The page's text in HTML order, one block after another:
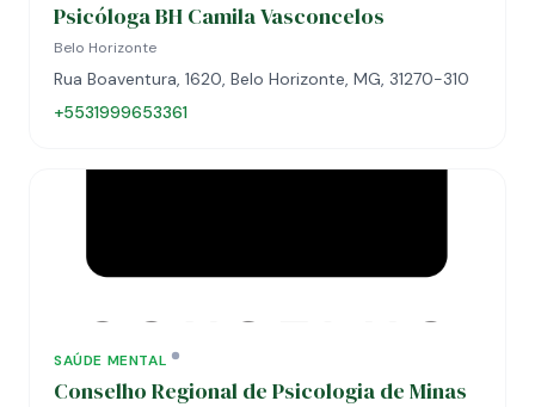
Psicóloga BH Camila Vasconcelos
Belo Horizonte
Rua Boaventura, 1620, Belo Horizonte, MG, 31270-310
+5531999653361
SAÚDE MENTAL
Conselho Regional de Psicologia de Minas